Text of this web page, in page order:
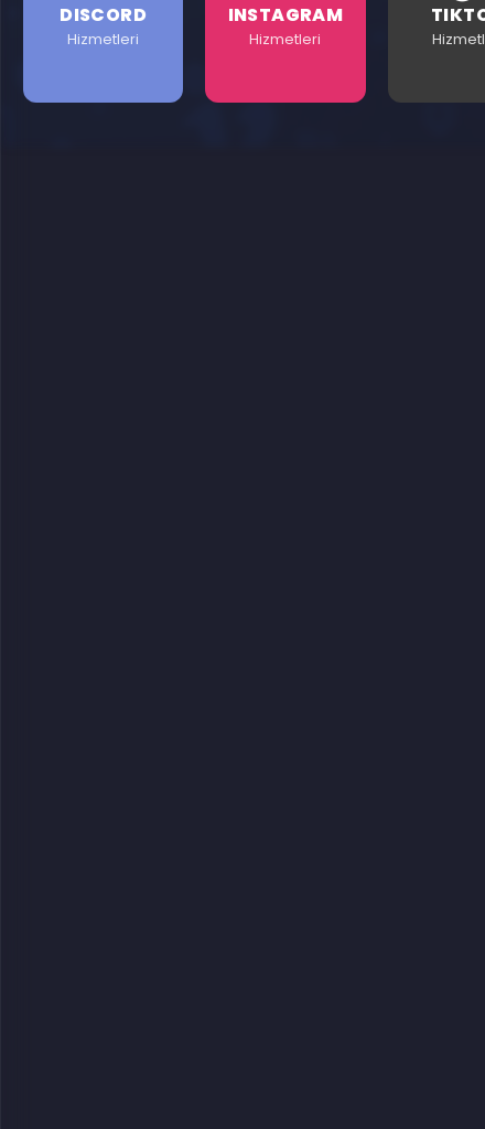
DISCORD
Hizmetleri
INSTAGRAM
Hizmetleri